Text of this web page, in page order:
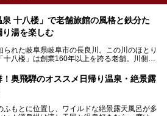
泉 十八楼」で老舗旅館の風格と鉄分た
り湯を楽しむ
られた岐阜県岐阜市の長良川。この川のほとり
十八楼」は創業160年以上を誇る老舗。川側の
産地消にこだわった食事も定評があります。
は日帰り入浴もできるんですよ。泊まりでも日
に触れる旅とともに楽しんでみてはいかがでし
！奥飛騨のオススメ日帰り温泉・絶景露
ふもとに位置し、ワイルドな絶景露天風呂が多